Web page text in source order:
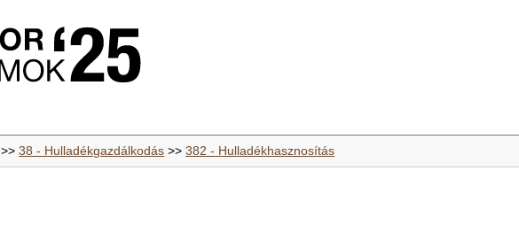
>>38 - Hulladékgazdálkodás >>382 - Hulladékhasznosítás